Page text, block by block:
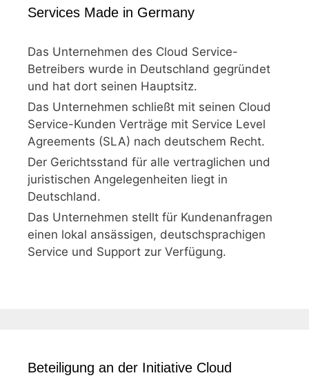
Services Made in Germany
Das Unternehmen des Cloud Service-
Betreibers wurde in Deutschland gegründet
und hat dort seinen Hauptsitz.
Das Unternehmen schließt mit seinen Cloud
Service-Kunden Verträge mit Service Level
Agreements (SLA) nach deutschem Recht.
Der Gerichtsstand für alle vertraglichen und
juristischen Angelegenheiten liegt in
Deutschland.
Das Unternehmen stellt für Kundenanfragen
einen lokal ansässigen, deutschsprachigen
Service und Support zur Verfügung.
Beteiligung an der Initiative Cloud